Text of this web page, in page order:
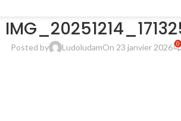
Posted by LudoludamOn 23 janvier 2026 0